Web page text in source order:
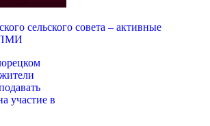
сельского совета – активные